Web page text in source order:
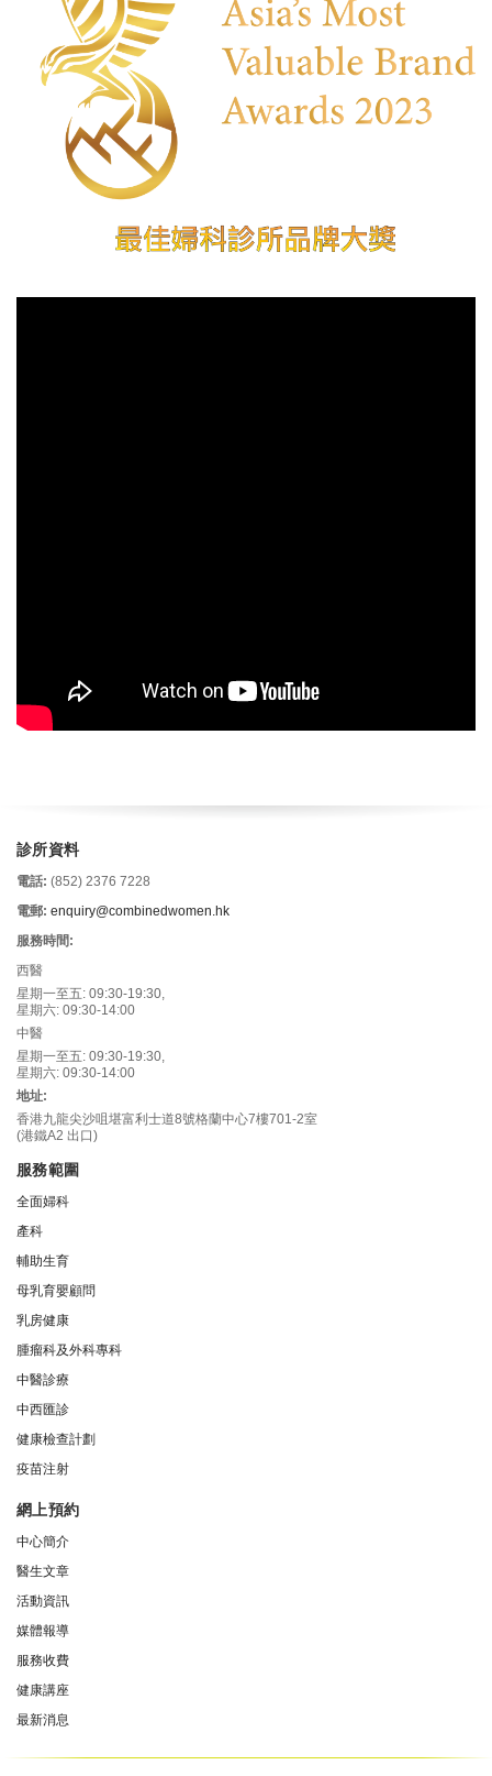
診所資料
電話: (852) 2376 7228
電郵: enquiry@combinedwomen.hk
服務時間:
西醫
星期一至五: 09:30-19:30,
星期六: 09:30-14:00
中醫
星期一至五: 09:30-19:30,
星期六: 09:30-14:00
地址:
香港九龍尖沙咀堪富利士道8號格蘭中心7樓701-2室
(港鐵A2 出口)
服務範圍
全面婦科
產科
輔助生育
母乳育嬰顧問
乳房健康
腫瘤科及外科專科
中醫診療
中西匯診
健康檢查計劃
疫苗注射
網上預約
中心簡介
醫生文章
活動資訊
媒體報導
服務收費
健康講座
最新消息